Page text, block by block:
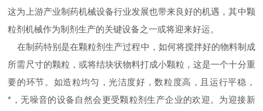
这为上游产业制药机械设备行业发展也带来良好的机遇，其中颗
粒剂机械作为制剂生产的关键设备之一或将迎来好运。
在制药特别是在颗粒剂生产过程中，如何将搅拌好的物料制成
所需尺寸的颗粒，或将结块状物料打成小颗粒，这是一个十分重
要的环节。如造粒均匀，光洁度好，数粒度高，且运行平稳，
*，无噪音的设备自然会更受颗粒剂生产企业的欢迎。为迎接新